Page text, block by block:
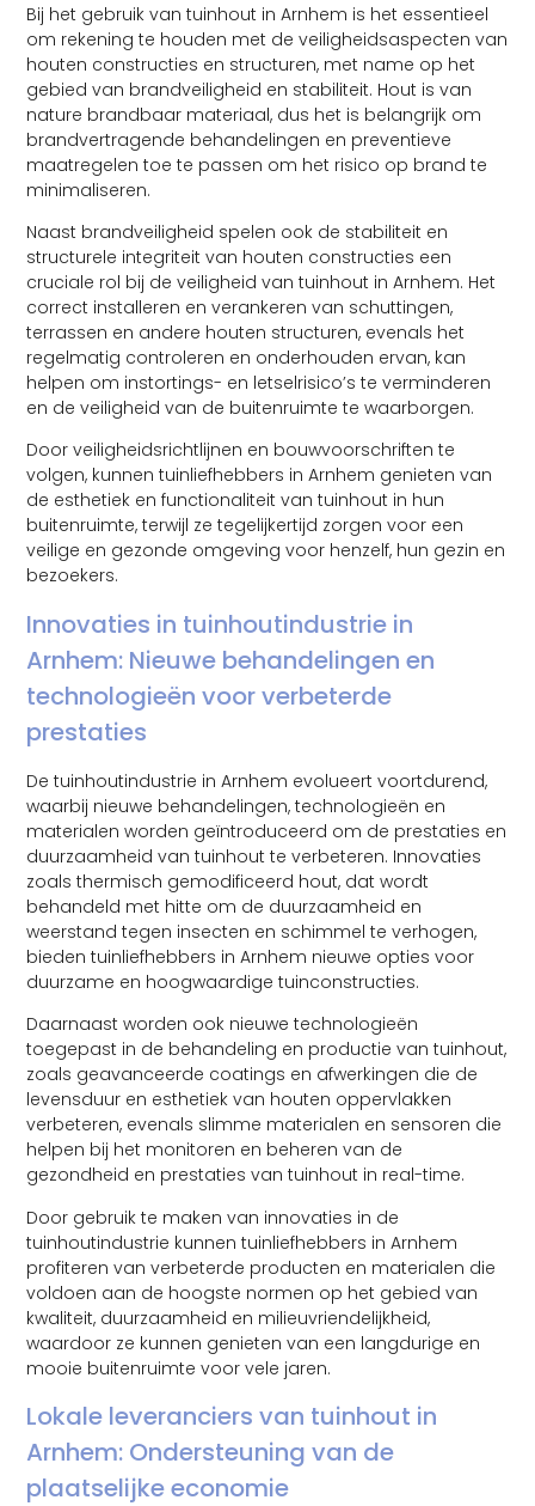
Bij het gebruik van tuinhout in Arnhem is het essentieel
om rekening te houden met de veiligheidsaspecten van
houten constructies en structuren, met name op het
gebied van brandveiligheid en stabiliteit. Hout is van
nature brandbaar materiaal, dus het is belangrijk om
brandvertragende behandelingen en preventieve
maatregelen toe te passen om het risico op brand te
minimaliseren.
Naast brandveiligheid spelen ook de stabiliteit en
structurele integriteit van houten constructies een
cruciale rol bij de veiligheid van tuinhout in Arnhem. Het
correct installeren en verankeren van schuttingen,
terrassen en andere houten structuren, evenals het
regelmatig controleren en onderhouden ervan, kan
helpen om instortings- en letselrisico’s te verminderen
en de veiligheid van de buitenruimte te waarborgen.
Door veiligheidsrichtlijnen en bouwvoorschriften te
volgen, kunnen tuinliefhebbers in Arnhem genieten van
de esthetiek en functionaliteit van tuinhout in hun
buitenruimte, terwijl ze tegelijkertijd zorgen voor een
veilige en gezonde omgeving voor henzelf, hun gezin en
bezoekers.
Innovaties in tuinhoutindustrie in
Arnhem: Nieuwe behandelingen en
technologieën voor verbeterde
prestaties
De tuinhoutindustrie in Arnhem evolueert voortdurend,
waarbij nieuwe behandelingen, technologieën en
materialen worden geïntroduceerd om de prestaties en
duurzaamheid van tuinhout te verbeteren. Innovaties
zoals thermisch gemodificeerd hout, dat wordt
behandeld met hitte om de duurzaamheid en
weerstand tegen insecten en schimmel te verhogen,
bieden tuinliefhebbers in Arnhem nieuwe opties voor
duurzame en hoogwaardige tuinconstructies.
Daarnaast worden ook nieuwe technologieën
toegepast in de behandeling en productie van tuinhout,
zoals geavanceerde coatings en afwerkingen die de
levensduur en esthetiek van houten oppervlakken
verbeteren, evenals slimme materialen en sensoren die
helpen bij het monitoren en beheren van de
gezondheid en prestaties van tuinhout in real-time.
Door gebruik te maken van innovaties in de
tuinhoutindustrie kunnen tuinliefhebbers in Arnhem
profiteren van verbeterde producten en materialen die
voldoen aan de hoogste normen op het gebied van
kwaliteit, duurzaamheid en milieuvriendelijkheid,
waardoor ze kunnen genieten van een langdurige en
mooie buitenruimte voor vele jaren.
Lokale leveranciers van tuinhout in
Arnhem: Ondersteuning van de
plaatselijke economie